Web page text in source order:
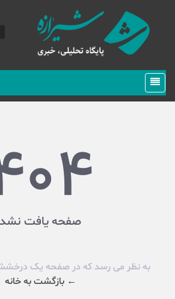
صفحه یافت نشد
به نظر می رسد که در صفحه یک درخشش
← بازگشت به خانه